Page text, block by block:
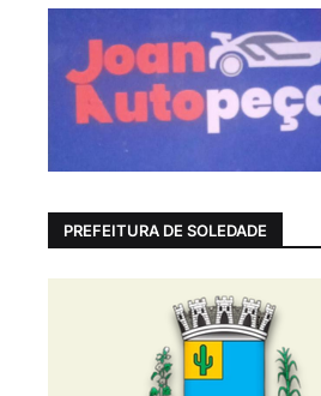
PREFEITURA DE SOLEDADE